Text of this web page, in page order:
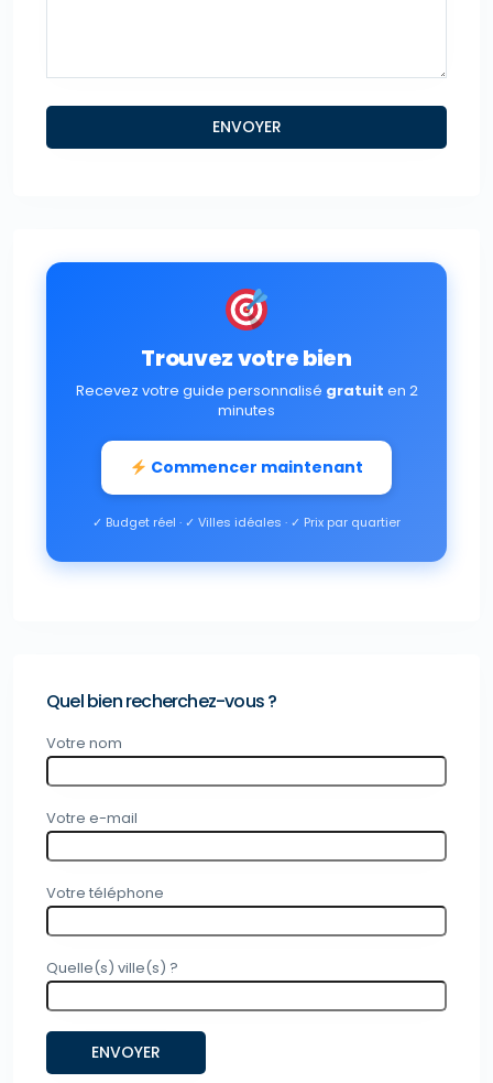
Trouvez votre bien
Recevez votre guide personnalisé gratuit en 2
minutes
Commencer maintenant
✓ Budget réel · ✓ Villes idéales · ✓ Prix par quartier
Quel bien recherchez-vous ?
Votre nom
Votre e-mail
Votre téléphone
Quelle(s) ville(s) ?